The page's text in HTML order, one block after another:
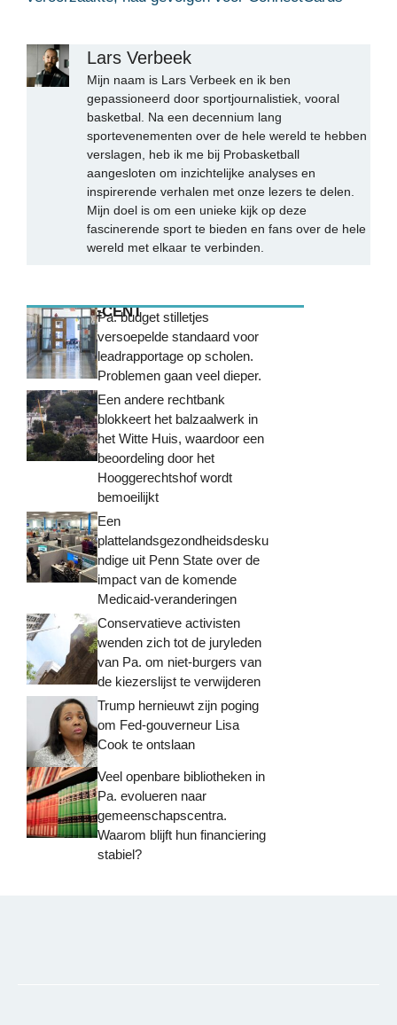
Lars Verbeek
Mijn naam is Lars Verbeek en ik ben
gepassioneerd door sportjournalistiek, vooral
basketbal. Na een decennium lang
sportevenementen over de hele wereld te hebben
verslagen, heb ik me bij Probasketball
aangesloten om inzichtelijke analyses en
inspirerende verhalen met onze lezers te delen.
Mijn doel is om een unieke kijk op deze
fascinerende sport te bieden en fans over de hele
wereld met elkaar te verbinden.
MEEST RECENTPa. budget stilletjes
versoepelde standaard voor
leadrapportage op scholen.
Problemen gaan veel dieper.
Een andere rechtbank
blokkeert het balzaalwerk in
het Witte Huis, waardoor een
beoordeling door het
Hooggerechtshof wordt
bemoeilijkt
Een
plattelandsgezondheidsdesku
ndige uit Penn State over de
impact van de komende
Medicaid-veranderingen
Conservatieve activisten
wenden zich tot de juryleden
van Pa. om niet-burgers van
de kiezerslijst te verwijderen
Trump hernieuwt zijn poging
om Fed-gouverneur Lisa
Cook te ontslaan
Veel openbare bibliotheken in
Pa. evolueren naar
gemeenschapscentra.
Waarom blijft hun financiering
stabiel?